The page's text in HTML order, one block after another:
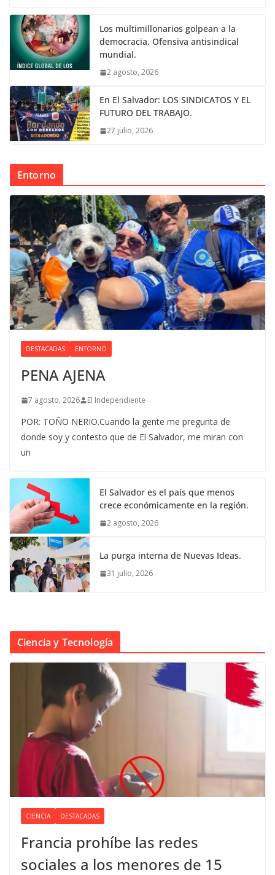
Los multimillonarios golpean a la
democracia. Ofensiva antisindical
mundial.
2 agosto, 2026
En El Salvador: LOS SINDICATOS Y EL
FUTURO DEL TRABAJO.
27 julio, 2026
Entorno
DESTACADAS ENTORNO
PENA AJENA
7 agosto, 2026 El Independiente
POR: TOÑO NERIO.Cuando la gente me pregunta de
donde soy y contesto que de El Salvador, me miran con
un
El Salvador es el país que menos
crece económicamente en la región.
2 agosto, 2026
La purga interna de Nuevas Ideas.
31 julio, 2026
Ciencia y Tecnología
CIENCIA DESTACADAS
Francia prohíbe las redes
sociales a los menores de 15